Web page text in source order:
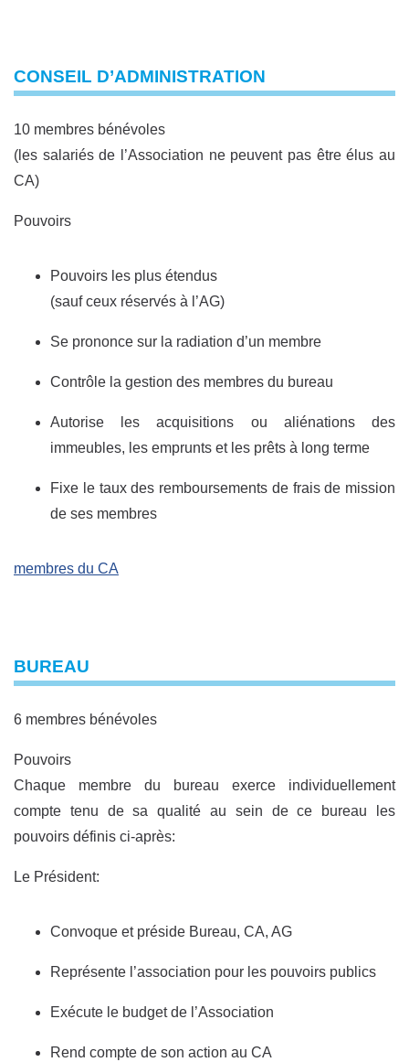
CONSEIL D’ADMINISTRATION
10 membres bénévoles
(les salariés de l’Association ne peuvent pas être élus au
CA)
Pouvoirs
Pouvoirs les plus étendus
(sauf ceux réservés à l’AG)
Se prononce sur la radiation d’un membre
Contrôle la gestion des membres du bureau
Autorise les acquisitions ou aliénations des
immeubles, les emprunts et les prêts à long terme
Fixe le taux des remboursements de frais de mission
de ses membres
membres du CA
BUREAU
6 membres bénévoles
Pouvoirs
Chaque membre du bureau exerce individuellement
compte tenu de sa qualité au sein de ce bureau les
pouvoirs définis ci-après:
Le Président:
Convoque et préside Bureau, CA, AG
Représente l’association pour les pouvoirs publics
Exécute le budget de l’Association
Rend compte de son action au CA